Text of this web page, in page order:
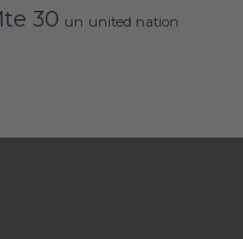
30 un united nation